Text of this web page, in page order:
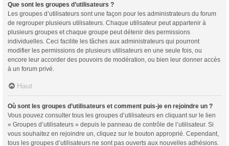
Que sont les groupes d’utilisateurs ?
Les groupes d’utilisateurs sont une façon pour les administrateurs du forum
de regrouper plusieurs utilisateurs. Chaque utilisateur peut appartenir à
plusieurs groupes et chaque groupe peut détenir des permissions
individuelles. Ceci facilite les tâches aux administrateurs qui pourront
modifier les permissions de plusieurs utilisateurs en une seule fois, ou
encore leur accorder des pouvoirs de modération, ou bien leur donner accès
à un forum privé.
Haut
Où sont les groupes d’utilisateurs et comment puis-je en rejoindre un ?
Vous pouvez consulter tous les groupes d’utilisateurs en cliquant sur le lien
« Groupes d’utilisateurs » depuis le panneau de contrôle de l’utilisateur. Si
vous souhaitez en rejoindre un, cliquez sur le bouton approprié. Cependant,
tous les groupes d’utilisateurs ne sont pas ouverts aux nouvelles adhésions.